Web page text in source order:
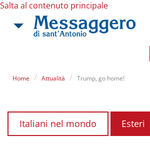
Salta al contenuto principale
Home Attualità Trump, go home!
Italiani nel mondo Esteri